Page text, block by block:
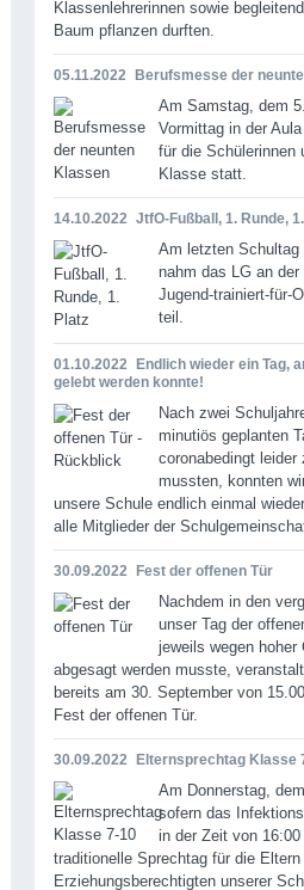
Klassenlehrerinnen sowie
Baum pflanzen durften.
05.11.2022 Berufsmesse der
Am Samstag, dem
Vormittag in der
für die Schülerinnen
Klasse statt.
14.10.2022 JtfO-Fußball, 1. Runde,
Am letzten Schultag
nahm das LG an
Jugend-trainiert-für-
teil.
01.10.2022 Endlich wieder ein Tag,
gelebt werden konnte!
Nach zwei
minutiös geplanten
coronabedingt leider
mussten, konnten
unsere Schule endlich einmal
alle Mitglieder der
30.09.2022 Fest der offenen Tür
Nachdem in den
unser Tag der
jeweils wegen hoher
abgesagt werden musste,
bereits am 30. September von
Fest der offenen Tür.
30.09.2022 Elternsprechtag Klasse
Am Donnerstag,
sofern das
in der Zeit von
traditionelle Sprechtag für die Eltern
Erziehungsberechtigten unserer